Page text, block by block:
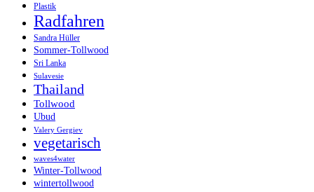
Plastik
Radfahren
Sandra Hüller
Sommer-Tollwood
Sri Lanka
Sulavesie
Thailand
Tollwood
Ubud
Valery Gergiev
vegetarisch
waves4water
Winter-Tollwood
wintertollwood